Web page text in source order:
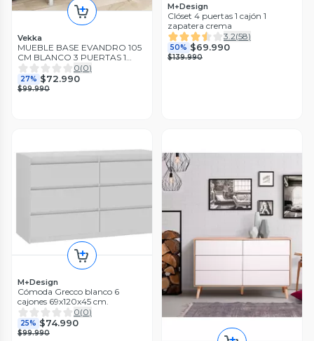
Vekka
MUEBLE BASE EVANDRO 105
CM BLANCO 3 PUERTAS 1
CAJON
0(0)
27% $72.990
$99.990
M+Design
Clóset 4 puertas 1 cajón 1
zapatera crema
3.2(58)
50% $69.990
$139.990
M+Design
Cómoda Grecco blanco 6
cajones 69x120x45 cm.
0(0)
25% $74.990
$99.990